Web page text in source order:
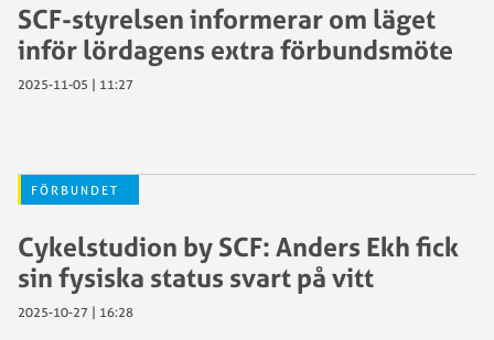
SCF-styrelsen informerar om läget
inför lördagens extra förbundsmöte
2025-11-05 | 11:27
FÖRBUNDET
Cykelstudion by SCF: Anders Ekh fick
sin fysiska status svart på vitt
2025-10-27 | 16:28